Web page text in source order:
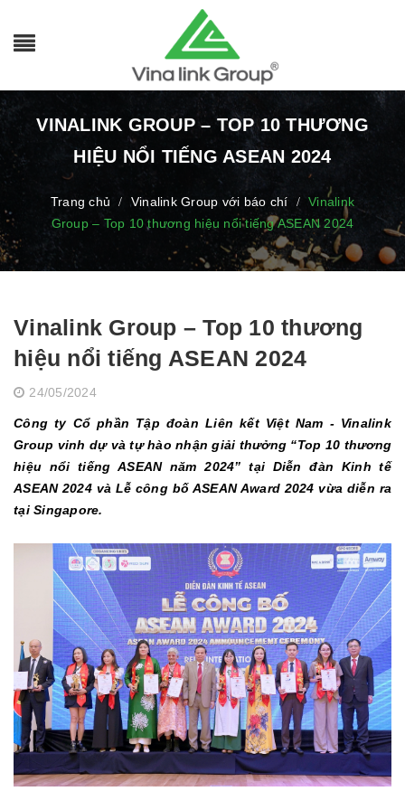
VINALINK GROUP – TOP 10 THƯƠNG
HIỆU NỔI TIẾNG ASEAN 2024
Trang chủ / Vinalink Group với báo chí /
Vinalink
Group – Top 10 thương hiệu nổi tiếng ASEAN 2024
Vinalink Group – Top 10 thương
hiệu nổi tiếng ASEAN 2024
24/05/2024
Công ty Cổ phần Tập đoàn Liên kết Việt Nam - Vinalink
Group vinh dự và tự hào nhận giải thưởng “Top 10 thương
hiệu nổi tiếng ASEAN năm 2024” tại Diễn đàn Kinh tế
ASEAN 2024 và Lễ công bố ASEAN Award 2024 vừa diễn ra
tại Singapore.